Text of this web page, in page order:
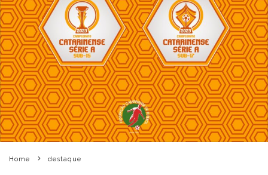
Home destaque